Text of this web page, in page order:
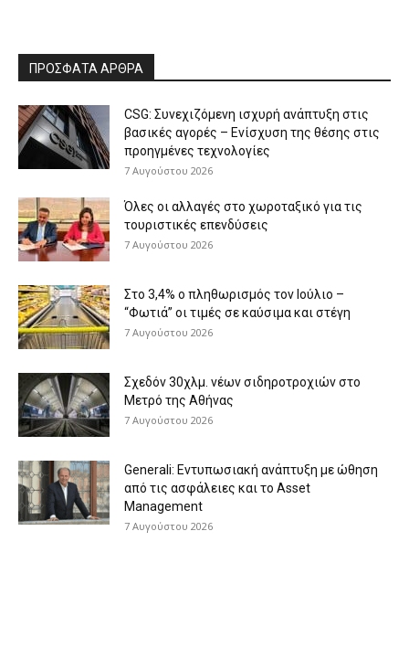
ΠΡΟΣΦΑΤΑ ΑΡΘΡΑ
CSG: Συνεχιζόμενη ισχυρή ανάπτυξη στις
βασικές αγορές – Ενίσχυση της θέσης στις
προηγμένες τεχνολογίες
7 Αυγούστου 2026
Όλες οι αλλαγές στο χωροταξικό για τις
τουριστικές επενδύσεις
7 Αυγούστου 2026
Στο 3,4% ο πληθωρισμός τον Ιούλιο –
“Φωτιά” οι τιμές σε καύσιμα και στέγη
7 Αυγούστου 2026
Σχεδόν 30χλμ. νέων σιδηροτροχιών στο
Μετρό της Αθήνας
7 Αυγούστου 2026
Generali: Eντυπωσιακή ανάπτυξη με ώθηση
από τις ασφάλειες και το Asset
Management
7 Αυγούστου 2026